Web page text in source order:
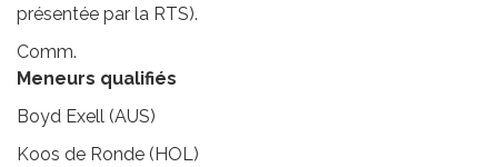
présentée par la RTS).
Comm.
Meneurs qualifiés
Boyd Exell (AUS)
Koos de Ronde (HOL)